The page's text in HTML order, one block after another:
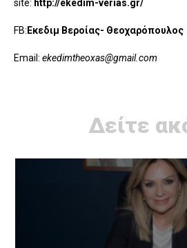
site: http://ekedim-verias.gr/
FB: Εκεδιμ Βεροίας- Θεοχαρόπουλος
Email: ekedimtheoxas@gmail.com
Δείτε